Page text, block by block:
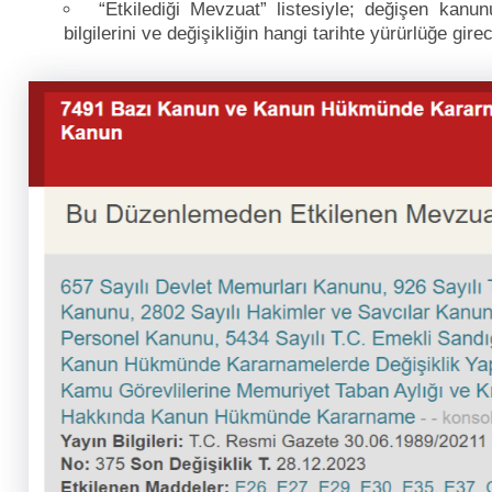
“Etkilediği Mevzuat” listesiyle; değişen
bilgilerini ve değişikliğin hangi tarihte yürürlüğe